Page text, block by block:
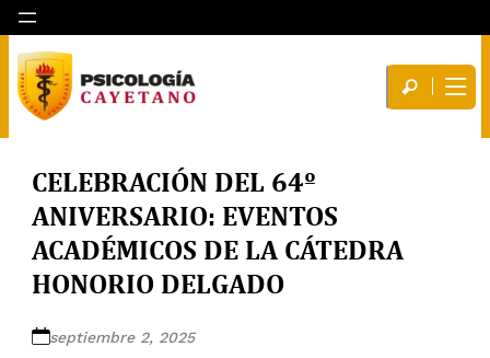
CELEBRACIÓN DEL 64º
ANIVERSARIO: EVENTOS
ACADÉMICOS DE LA CÁTEDRA
HONORIO DELGADO
septiembre 2, 2025